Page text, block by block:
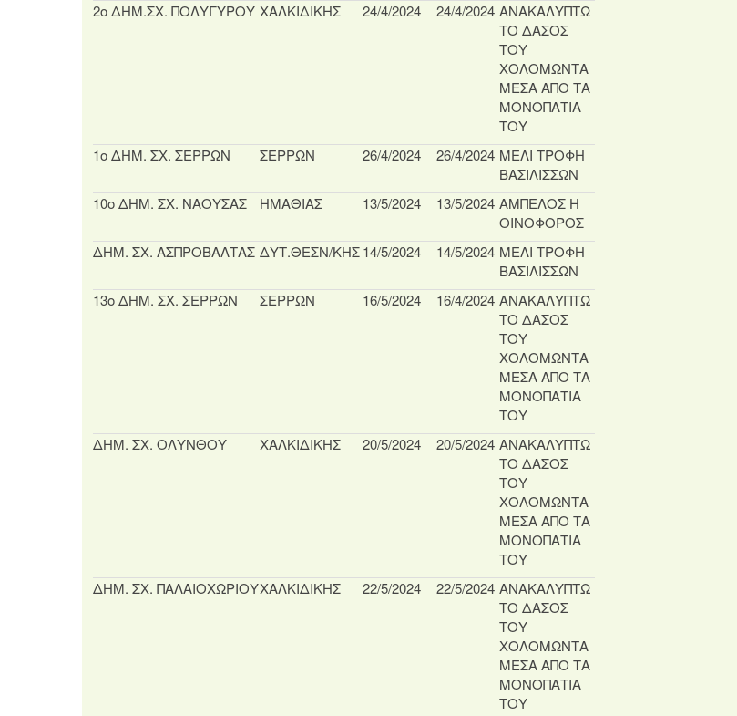
2ο ΔΗΜ.ΣΧ. ΠΟΛΥΓΥΡΟΥ ΧΑΛΚΙΔΙΚΗΣ 24/4/2024 24/4/2024 ΑΝΑΚΑΛΥΠΤΩ
ΤΟ ΔΑΣΟΣ
ΤΟΥ
ΧΟΛΟΜΩΝΤΑ
ΜΕΣΑ ΑΠΟ ΤΑ
ΜΟΝΟΠΑΤΙΑ
ΤΟΥ
1ο ΔΗΜ. ΣΧ. ΣΕΡΡΩΝ
ΣΕΡΡΩΝ 26/4/2024 26/4/2024 ΜΕΛΙ ΤΡΟΦΗ
ΒΑΣΙΛΙΣΣΩΝ
10ο ΔΗΜ. ΣΧ. ΝΑΟΥΣΑΣ
ΗΜΑΘΙΑΣ 13/5/2024 13/5/2024 ΑΜΠΕΛΟΣ Η
ΟΙΝΟΦΟΡΟΣ
ΔΗΜ. ΣΧ. ΑΣΠΡΟΒΑΛΤΑΣ ΔΥΤ.ΘΕΣΝ/ΚΗΣ14/5/2024 14/5/2024 ΜΕΛΙ ΤΡΟΦΗ
ΒΑΣΙΛΙΣΣΩΝ
13ο ΔΗΜ. ΣΧ. ΣΕΡΡΩΝ
ΣΕΡΡΩΝ 16/5/2024 16/4/2024 ΑΝΑΚΑΛΥΠΤΩ
ΤΟ ΔΑΣΟΣ
ΤΟΥ
ΧΟΛΟΜΩΝΤΑ
ΜΕΣΑ ΑΠΟ ΤΑ
ΜΟΝΟΠΑΤΙΑ
ΤΟΥ
ΔΗΜ. ΣΧ. ΟΛΥΝΘΟΥ
ΧΑΛΚΙΔΙΚΗΣ 20/5/2024 20/5/2024 ΑΝΑΚΑΛΥΠΤΩ
ΤΟ ΔΑΣΟΣ
ΤΟΥ
ΧΟΛΟΜΩΝΤΑ
ΜΕΣΑ ΑΠΟ ΤΑ
ΜΟΝΟΠΑΤΙΑ
ΤΟΥ
ΔΗΜ. ΣΧ. ΠΑΛΑΙΟΧΩΡΙΟΥΧΑΛΚΙΔΙΚΗΣ 22/5/2024 22/5/2024 ΑΝΑΚΑΛΥΠΤΩ
ΤΟ ΔΑΣΟΣ
ΤΟΥ
ΧΟΛΟΜΩΝΤΑ
ΜΕΣΑ ΑΠΟ ΤΑ
ΜΟΝΟΠΑΤΙΑ
ΤΟΥ